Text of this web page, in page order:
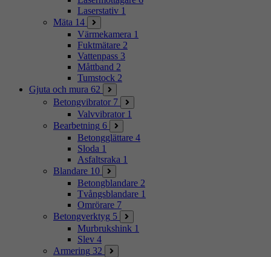
Laserstativ 1
Mäta 14
Värmekamera 1
Fuktmätare 2
Vattenpass 3
Måttband 2
Tumstock 2
Gjuta och mura 62
Betongvibrator 7
Valvvibrator 1
Bearbetning 6
Betongglättare 4
Sloda 1
Asfaltsraka 1
Blandare 10
Betongblandare 2
Tvångsblandare 1
Omrörare 7
Betongverktyg 5
Murbrukshink 1
Slev 4
Armering 32